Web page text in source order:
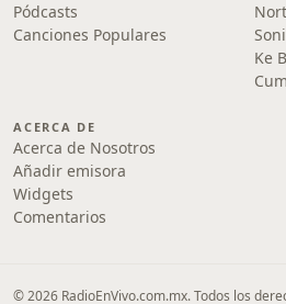
Pódcasts
Canciones Populares
Ke
ACERCA DE
Acerca de Nosotros
Añadir emisora
Widgets
Comentarios
© 2026 RadioEnVivo.com.mx. Todos los